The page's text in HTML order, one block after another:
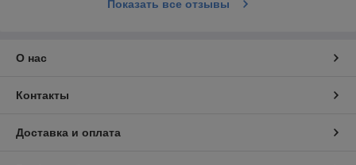
Показать все отзывы
О нас
Контакты
Доставка и оплата